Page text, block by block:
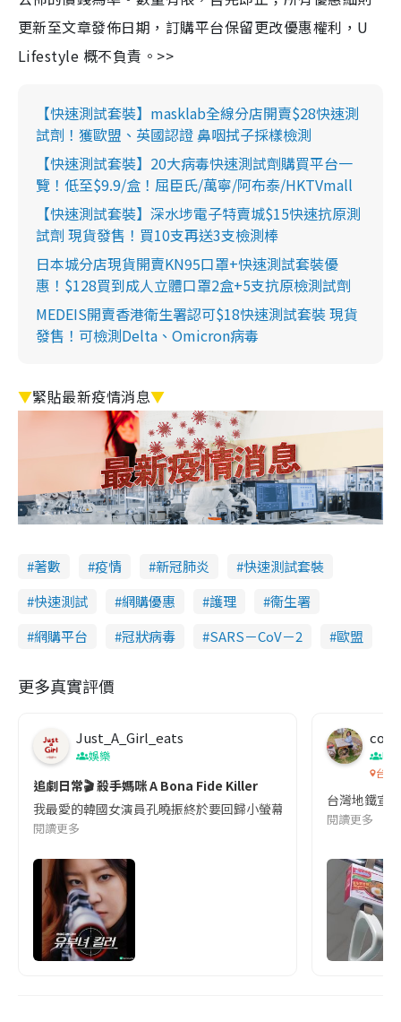
更新至文章發佈日期，訂購平台保留更改優惠權利，U
Lifestyle 概不負責。>>
【快速測試套裝】masklab全線分店開賣$28快速測
試劑！獲歐盟、英國認證 鼻咽拭子採樣檢測
【快速測試套裝】20大病毒快速測試劑購買平台一
覽！低至$9.9/盒！屈臣氏/萬寧/阿布泰/HKTVmall
【快速測試套裝】深水埗電子特賣城$15快速抗原測
試劑 現貨發售！買10支再送3支檢測棒
日本城分店現貨開賣KN95口罩+快速測試套裝優
惠！$128買到成人立體口罩2盒+5支抗原檢測試劑
MEDEIS開賣香港衛生署認可$18快速測試套裝 現貨
發售！可檢測Delta、Omicron病毒
▼緊貼最新疫情消息▼
著數 疫情 新冠肺炎
快速測試套裝
快速測試
網購優惠 護理
衞生署
網購平台
冠狀病毒 SARS－CoV－2 歐盟
更多真實評價
Just_A_Girl_eats
娛樂
追劇日常🎬 殺手媽咪 A Bona Fide Killer
我最愛的韓國女演員孔曉振終於要回歸小螢幕啦!這次的劇本改編
閱讀更多
co
吹
台灣
台灣地鐵宣
閱讀更多